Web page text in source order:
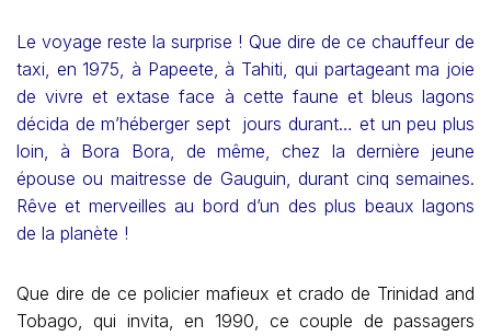
Le voyage reste la surprise ! Que dire de ce chauffeur de
taxi, en 1975, à Papeete, à Tahiti, qui partageant ma joie
de vivre et extase face à cette faune et bleus lagons
décida de m’héberger sept jours durant… et un peu plus
loin, à Bora Bora, de même, chez la dernière jeune
épouse ou maitresse de Gauguin, durant cinq semaines.
Rêve et merveilles au bord d’un des plus beaux lagons
de la planète !
Que dire de ce policier mafieux et crado de Trinidad and
Tobago, qui invita, en 1990, ce couple de passagers